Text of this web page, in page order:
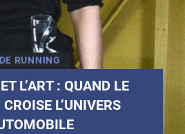
RUNNING
L’ART : QUAND LE
L’UNIVERS